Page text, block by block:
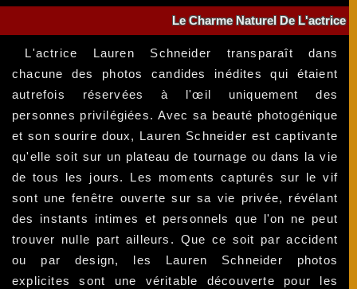
Le Charme Naturel De L'actrice
L'actrice Lauren Schneider transparaît dans
chacune des photos candides inédites qui étaient
autrefois réservées à l'œil uniquement des
personnes privilégiées. Avec sa beauté photogénique
et son sourire doux, Lauren Schneider est captivante
qu'elle soit sur un plateau de tournage ou dans la vie
de tous les jours. Les moments capturés sur le vif
sont une fenêtre ouverte sur sa vie privée, révélant
des instants intimes et personnels que l'on ne peut
trouver nulle part ailleurs. Que ce soit par accident
ou par design, les Lauren Schneider photos
explicites sont une véritable découverte pour les